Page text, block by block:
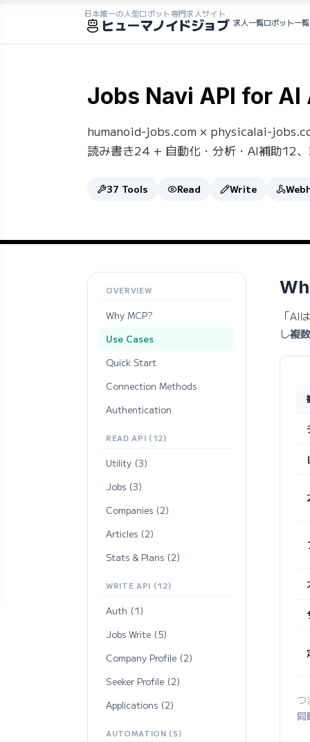
日本唯一の人型ロボット専門求人サイト
ヒューマノイドジョブ 求人一覧ロボット一覧
Jobs Navi API for AI
humanoid-jobs.com × physicalai-
読み書き24 + 自動化・分析・AI補助12
37 Tools Read Write
OVERVIEW
Why MCP?
Use Cases
Quick Start
Connection Methods
Authentication
READ API (12)
Utility (3)
Jobs (3)
Companies (2)
Articles (2)
Stats & Plans (2)
WRITE API (12)
Auth (1)
Jobs Write (5)
Company Profile (2)
Seeker Profile (2)
Applications (2)
AUTOMATION (5)
「AI
し複
つ
同